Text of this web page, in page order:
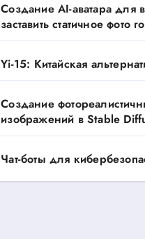
Создание AI-аватара для
заставить статичное фото
Yi-15: Китайская
Создание
изображений в Stable
Чат-боты для